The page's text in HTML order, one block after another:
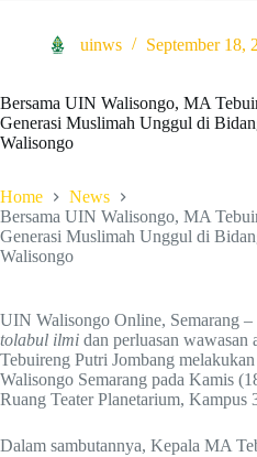
uinws September 18,
Bersama UIN Walisongo, MA
Generasi Muslimah Unggul di
Walisongo
Home
News
Bersama UIN Walisongo, MA
Generasi Muslimah Unggul di
Walisongo
UIN Walisongo Online, Semarang –
tolabul ilmi dan perluasan
Tebuireng Putri Jombang
Walisongo Semarang pada Kamis
Ruang Teater Planetarium, Kampus
Dalam sambutannya, Kepala MA